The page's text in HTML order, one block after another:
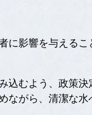
に影響を与える
込むよう、政策
がら、清潔な